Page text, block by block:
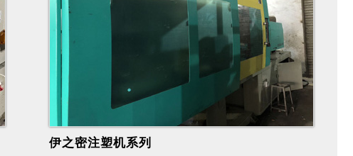
伊之密注塑机系列